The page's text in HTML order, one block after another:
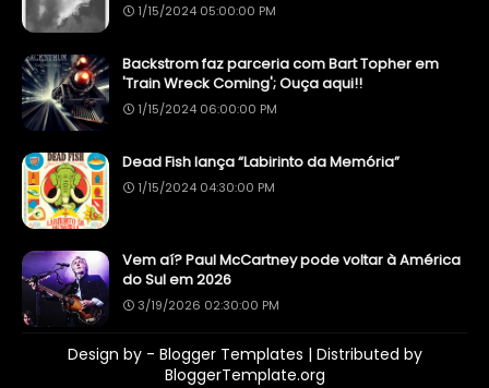
1/15/2024 05:00:00 PM
Backstrom faz parceria com Bart Topher em
'Train Wreck Coming'; Ouça aqui!!
1/15/2024 06:00:00 PM
Dead Fish lança “Labirinto da Memória”
1/15/2024 04:30:00 PM
Vem aí? Paul McCartney pode voltar à América
do Sul em 2026
3/19/2026 02:30:00 PM
Design by - Blogger Templates | Distributed by
BloggerTemplate.org